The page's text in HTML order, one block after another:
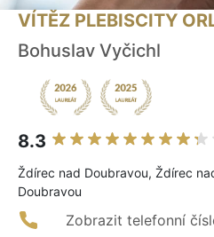
VÍTĚZ PLEBISCITY
Bohuslav Vyčichl
8.3
Ždírec nad Doubravou, Ždírec
Doubravou
Zobrazit telefonní